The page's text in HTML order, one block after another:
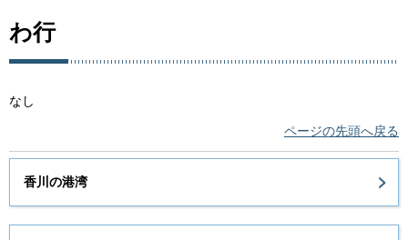
わ行
なし
ページの先頭へ戻る
香川の港湾